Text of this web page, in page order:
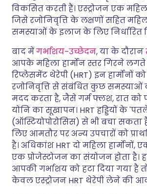
विकसित करती हैं। एस्ट्रोजन एक
जिसे रजोनिवृत्ति के लक्षणों सहित
समस्याओं के इलाज के लिए निर्धारित
बाद मेंगर्भाशय-उच्छेदन, या के दौरान
आपके महिला हार्मोन स्तर गिरने लगते
रिप्लेसमेंट थेरेपी (HRT) इन हार्मोनों
रजोनिवृत्ति से संबंधित कुछ
मदद करता है, जैसे गर्म फ्लश, रात
योनि का सूखापन। HRT हड्डियों के
(ऑस्टियोपोरोसिस) से भी बचा सकता
लिए आमतौर पर अन्य उपचारों को
है। अधिकांश HRT दो महिला हार्मोनों,
एक प्रोजेस्टोजन का संयोजन होता है।
आपकी गर्भाशय को हटा दिया गया है
केवल एस्ट्रोजन HRT थेरेपी लेने की